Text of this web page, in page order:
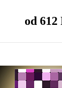
od 612